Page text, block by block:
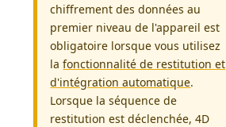
chiffrement des données au
premier niveau de l'appareil est
obligatoire lorsque vous utilisez
lafonctionnalité de restitution et
d'intégration automatique.
Lorsque la séquence de
restitution est déclenchée, 4D